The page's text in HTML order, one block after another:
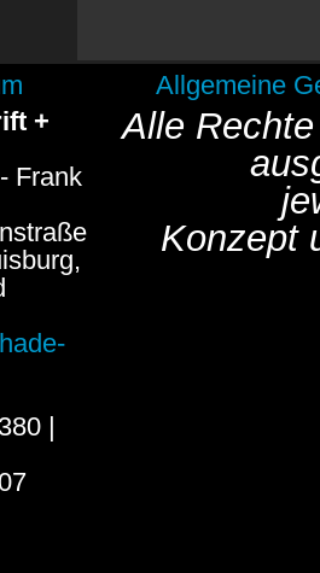
Allgemeine
+
Frank
|
Alle
Konzept